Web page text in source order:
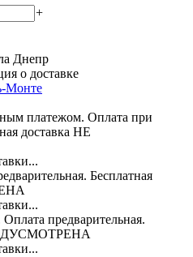
+
Днепр
о доставке
Монте
платежом. Оплата при
доставка НЕ
Бесплатная
предварительная.